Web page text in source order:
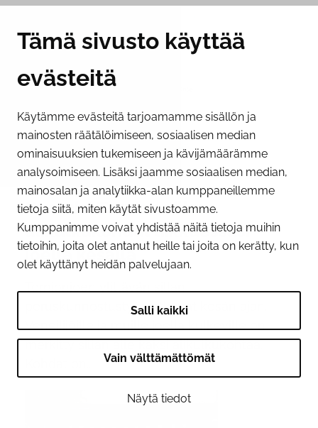
Tämä sivusto käyttää
evästeitä
Käytämme evästeitä tarjoamamme sisällön ja
mainosten räätälöimiseen, sosiaalisen median
ominaisuuksien tukemiseen ja kävijämäärämme
analysoimiseen. Lisäksi jaamme sosiaalisen median,
mainosalan ja analytiikka-alan kumppaneillemme
tietoja siitä, miten käytät sivustoamme.
Kumppanimme voivat yhdistää näitä tietoja muihin
tietoihin, joita olet antanut heille tai joita on kerätty, kun
olet käyttänyt heidän palvelujaan.
Salli kaikki
Vain välttämättömät
Näytä tiedot
09.06.2026
Huomioi Tornion sillan
alikulkukohdat liikkuessasi
joella kesällä
peruskunnostustyöt jatkuvat kesän ajan.
Veneilijöille ja muille joella kulkeville on
merkitty sillan alle kaksi alikulkukohtaa.